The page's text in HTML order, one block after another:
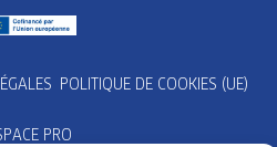
POLITIQUE DE COOKIES (UE)
PRO